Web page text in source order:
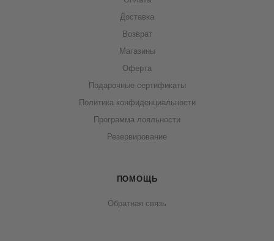
Доставка
Возврат
Магазины
Оферта
Подарочные сертификаты
Политика конфиденциальности
Программа лояльности
Резервирование
ПОМОЩЬ
Обратная связь